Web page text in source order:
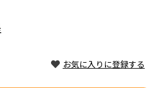
お気に入りに登録する